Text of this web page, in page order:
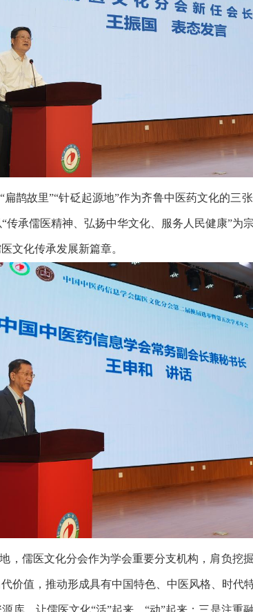
鹊故里”“针砭起源地”作为齐鲁中医药文化的
承儒医精神、弘扬中华文化、服务人民健康”
文化传承发展新篇章。
，儒医文化分会作为学会重要分支机构，肩负挖
价值，推动形成具有中国特色、中医风格、时代
库，让儒医文化“活”起来、“动”起来；三是注